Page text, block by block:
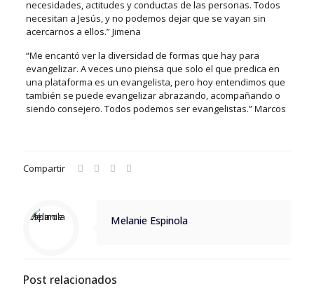
necesidades, actitudes y conductas de las personas. Todos
necesitan a Jesús, y no podemos dejar que se vayan sin
acercarnos a ellos.” Jimena
“Me encantó ver la diversidad de formas que hay para
evangelizar. A veces uno piensa que solo el que predica en
una plataforma es un evangelista, pero hoy entendimos que
también se puede evangelizar abrazando, acompañando o
siendo consejero. Todos podemos ser evangelistas.” Marcos
Compartir
Melanie Espinola
Post relacionados